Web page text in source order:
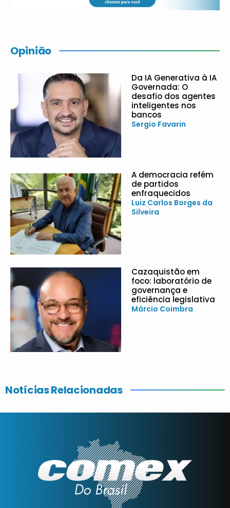
Opinião
Da IA Generativa à IA
Governada: O
desafio dos agentes
inteligentes nos
bancos
Sergio Favarin
A democracia refém
de partidos
enfraquecidos
Luiz Carlos Borges da
Silveira
Cazaquistão em
foco: laboratório de
governança e
eficiência legislativa
Márcio Coimbra
Notícias Relacionadas